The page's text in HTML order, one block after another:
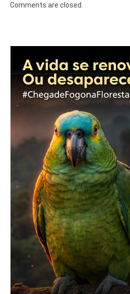
Comments are closed.